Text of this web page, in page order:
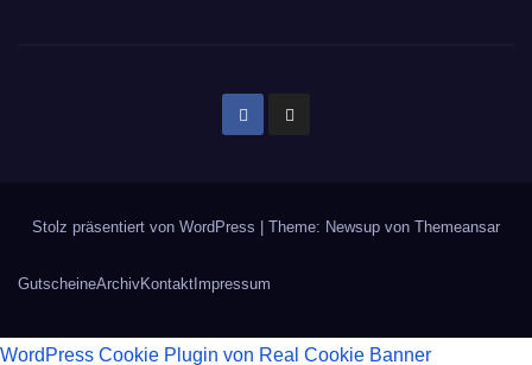
Stolz präsentiert von WordPress | Theme: Newsup von Themeansar
GutscheineArchivKontakt Impressum
WordPress Cookie Plugin von Real Cookie Banner